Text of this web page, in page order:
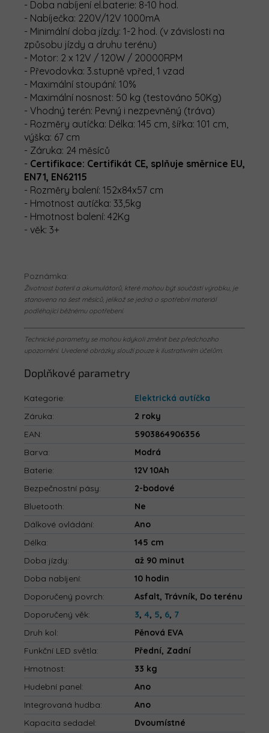
- Doba nabíjení el.baterie: 8-10 hod.
- Nabíječka: 220V/12V 1000mA
- Minimální doba jízdy: 1-2 hod. (v závislosti na
způsobu jízdy a druhu terénu)
- Motor: 2 x 12V / 120W / 20000RPM
- Převodovka: 3.stupně vpřed, 1 vzad
- Maximální stoupání: 10%
- Maximální nosnost: 50 kg (testováno 50Kg)
- Vhodný terén: Pevný i nezpevněný (tráva)
- Rozměry autíčka: Délka: 145 cm, šířka: 101 cm,
výška: 67 cm
- Záruka: 24 měsíců
- Certifikace: Certifikát CE, splňuje směrnice EU,
EN71, EN62115
- Rozměry balení: 152x84x57 cm
- Hmotnost autíčka: 33,5kg
- Hmotnost balení: 42Kg
- věk: 3+
Poznámka:
Životnost baterií a akumulátorů, které mohou být součástí výrobku, je
stanovena na šest měsíců, jelikož se jedná o spotřební materiál
podléhající běžnému opotřebení.
Technické parametry se mohou kdykoli změnit bez předchozího
upozornění. Uvedené obrázky slouží pouze k ilustrativním účelům.
Doplňkové parametry
Kategorie:
Elektrická autíčka
Záruka:
2 roky
EAN:
5903864906356
Barva:
Modrá
Baterie:
12V 10Ah
Bezpečnostní pásy:
2-bodové
Bluetooth:
Ne
Dálkové ovládání:
Ano
Délka:
145 cm
Doba jízdy:
až 90 minut
Doba nabíjení:
10 hodin
Doporučený povrch:
Asfalt, Trávník, Do terénu
Doporučený věk: 3, 4, 5, 6, 7
Druh kol:
Pěnová EVA
Funkční LED světla:
Přední, Zadní
Hmotnost:
33 kg
Hudební panel:
Ano
Integrovaná hudba:
Ano
Kapacita sedadel:
Dvoumístné